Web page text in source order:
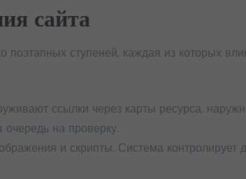
сайта
поэтапных ступеней, каждая из которых
ссылки через карты ресурса,
на проверку.
и скрипты. Система контролирует